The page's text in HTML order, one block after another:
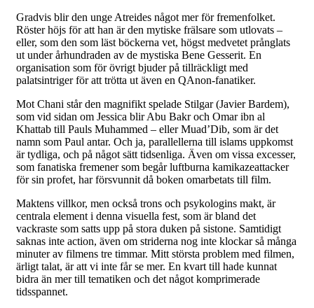
Gradvis blir den unge Atreides något mer för fremenfolket.
Röster höjs för att han är den mytiske frälsare som utlovats –
eller, som den som läst böckerna vet, högst medvetet prånglats
ut under århundraden av de mystiska Bene Gesserit. En
organisation som för övrigt bjuder på tillräckligt med
palatsintriger för att trötta ut även en QAnon-fanatiker.
Mot Chani står den magnifikt spelade Stilgar (Javier Bardem),
som vid sidan om Jessica blir Abu Bakr och Omar ibn al
Khattab till Pauls Muhammed – eller Muad’Dib, som är det
namn som Paul antar. Och ja, parallellerna till islams uppkomst
är tydliga, och på något sätt tidsenliga. Även om vissa excesser,
som fanatiska fremener som begår luftburna kamikazeattacker
för sin profet, har försvunnit då boken omarbetats till film.
Maktens villkor, men också trons och psykologins makt, är
centrala element i denna visuella fest, som är bland det
vackraste som satts upp på stora duken på sistone. Samtidigt
saknas inte action, även om striderna nog inte klockar så många
minuter av filmens tre timmar. Mitt största problem med filmen,
ärligt talat, är att vi inte får se mer. En kvart till hade kunnat
bidra än mer till tematiken och det något komprimerade
tidsspannet.